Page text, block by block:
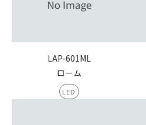
LAP-601ML
ローム
LED